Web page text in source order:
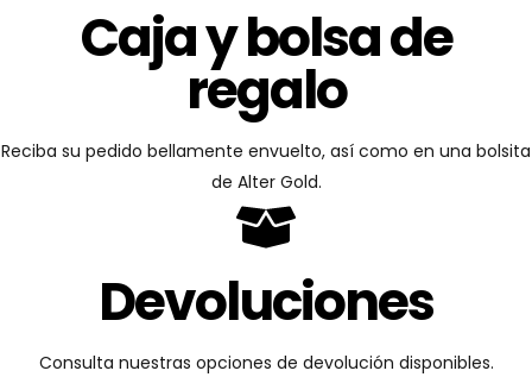
Caja y bolsa de
regalo
Reciba su pedido bellamente envuelto, así como en una bolsita
de Alter Gold.
Devoluciones
Consulta nuestras opciones de devolución disponibles.